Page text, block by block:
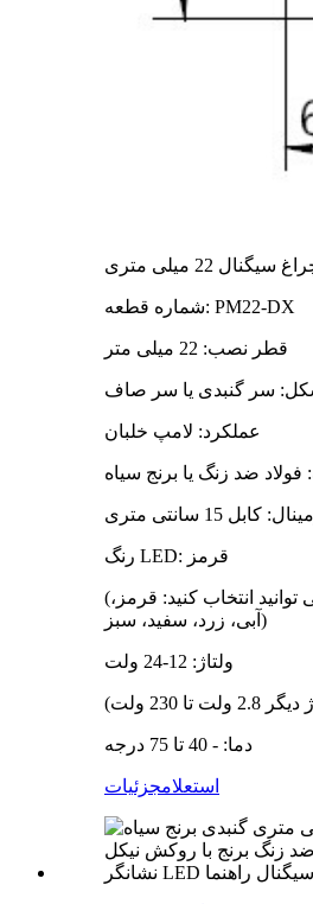
شماره قطعه: PM22-DX
قطر نصب: 22 میلی متر
سر گنبدی یا سر صاف
عملکرد: لامپ خلبان
فولاد ضد زنگ یا برنج سیاه
کابل 15 سانتی متری
رنگ LED: قرمز
(رنگ دیگری که می توانید انتخاب کنید: قرمز،
آبی، زرد، سفید، سبز)
ولتاژ: 12-24 ولت
دما: - 40 تا 75 درجه
استعلامجزئیات